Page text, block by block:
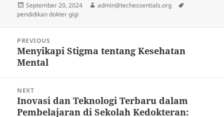
Posted
on
September 20, 2024 Author
admin@techessentials.org
pendidikan dokter gigi
navigation
PREVIOUS
Previous
post:
Menyikapi Stigma tentang Kesehatan
Mental
NEXT
Next
post:
Inovasi dan Teknologi Terbaru dalam
Pembelajaran di Sekolah Kedokteran: